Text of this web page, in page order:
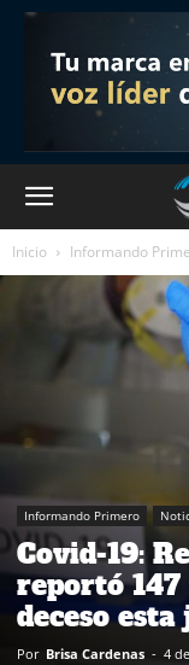
Inicio Informando
Informando Primero
Covid-19:
reportó 147
deceso
Por Brisa Cardenas - 4